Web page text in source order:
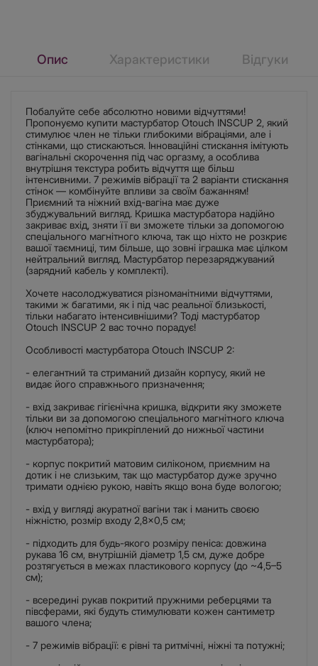
Опис Характеристики Відгуки
Побалуйте себе абсолютно новими відчуттями!
Пропонуємо купити мастурбатор Otouch INSCUP 2, який
стимулює член не тільки глибокими вібраціями, але і
стінками, що стискаються. Інноваційні стискання імітують
вагінальні скорочення під час оргазму, а особлива
внутрішня текстура робить відчуття ще більш
інтенсивними. 7 режимів вібрації та 2 варіанти стискання
стінок — комбінуйте впливи за своїм бажанням!
Приємний та ніжний вхід-вагіна має дуже
збуджувальний вигляд. Кришка мастурбатора надійно
закриває вхід, зняти її ви зможете тільки за допомогою
спеціального магнітного ключа, так що ніхто не розкриє
вашої таємниці, тим більше, що зовні іграшка має цілком
нейтральний вигляд. Мастурбатор перезаряджуваний
(зарядний кабель у комплекті).
Хочете насолоджуватися різноманітними відчуттями,
такими ж багатими, як і під час реальної близькості,
тільки набагато інтенсивнішими? Тоді мастурбатор
Otouch INSCUP 2 вас точно порадує!
Особливості мастурбатора Otouch INSCUP 2:
- елегантний та стриманий дизайн корпусу, який не
видає його справжнього призначення;
- вхід закриває гігієнічна кришка, відкрити яку зможете
тільки ви за допомогою спеціального магнітного ключа
(ключ непомітно прикріплений до нижньої частини
мастурбатора);
- корпус покритий матовим силіконом, приємним на
дотик і не слизьким, так що мастурбатор дуже зручно
тримати однією рукою, навіть якщо вона буде вологою;
- вхід у вигляді акуратної вагіни так і манить своєю
ніжністю, розмір входу 2,8×0,5 см;
- підходить для будь-якого розміру пеніса: довжина
рукава 16 см, внутрішній діаметр 1,5 см, дуже добре
розтягується в межах пластикового корпусу (до ~4,5–5
см);
- всередині рукав покритий пружними реберцями та
півсферами, які будуть стимулювати кожен сантиметр
вашого члена;
- 7 режимів вібрації: є рівні та ритмічні, ніжні та потужні;